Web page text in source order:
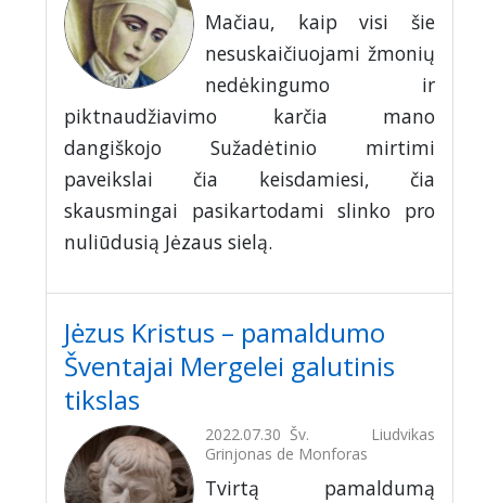
Mačiau, kaip visi šie
nesuskaičiuojami žmonių
nedėkingumo ir
piktnaudžiavimo karčia mano
dangiškojo Sužadėtinio mirtimi
paveikslai čia keisdamiesi, čia
skausmingai pasikartodami slinko pro
nuliūdusią Jėzaus sielą.
Jėzus Kristus – pamaldumo
Šventajai Mergelei galutinis
tikslas
2022.07.30 Šv. Liudvikas
Grinjonas de Monforas
Tvirtą pamaldumą